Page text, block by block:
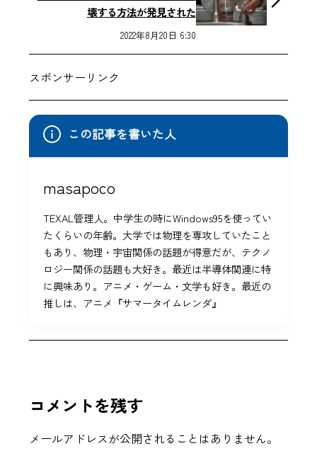
壊する方法が発見された
2022年8月20日 6:30
スポンサーリンク
この記事を書いた人
masapoco
TEXAL管理人。中学生の時にWindows95を使ってい
たくらいの年齢。大学では物理を専攻していたこと
もあり、物理・宇宙関係の話題が得意だが、テクノ
ロジー関係の話題も大好き。最近は半導体関連に特
に興味あり。アニメ・ゲーム・文学も好き。最近の
推しは、アニメ『サマータイムレンダ』
コメントを残す
メールアドレスが公開されることはありません。